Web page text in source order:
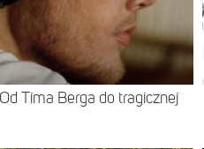
Tima Berga do tragicznej